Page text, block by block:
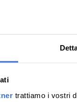
trattiamo i vostri